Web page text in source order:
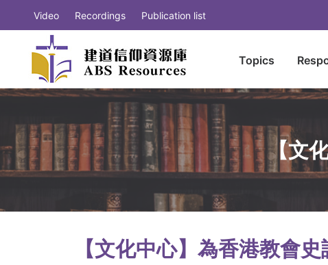
Video Recordings Publication list
Topics
【文
【文化中心】為香港教會